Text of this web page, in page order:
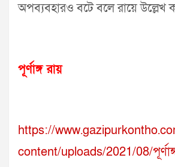
অপব্যবহারও বটে বলে রায়ে উল্লেখ
পূর্ণাঙ্গ রায়
https://
content/uploads/2021/08/